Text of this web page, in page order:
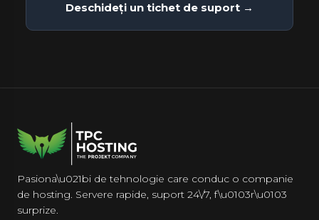
Deschideți un tichet de suport →
Pasiona\u021bi de tehnologie care conduc o companie
de hosting. Servere rapide, suport 24\/7, f\u0103r\u0103
surprize.